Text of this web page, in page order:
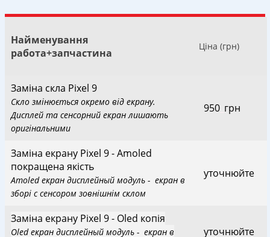
Найменування
работа+запчастина
Ціна (грн)
Заміна скла Pixel 9
Скло змінюється окремо від екрану.
Дисплей та сенсорний екран лишають
оригінальними
950 грн
Заміна екрану Pixel 9 - Amoled
покращена якість
Amoled екран дисплейный модуль - екран в
зборі с сенсором зовнішнім склом
уточнюйте
Заміна екрану Pixel 9 - Oled копія
Oled екран дисплейный модуль - екран в уточнюйте